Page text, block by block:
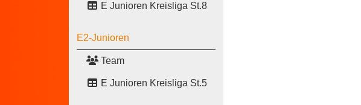
E Junioren Kreisliga St.8
E2-Junioren
Team
E Junioren Kreisliga St.5